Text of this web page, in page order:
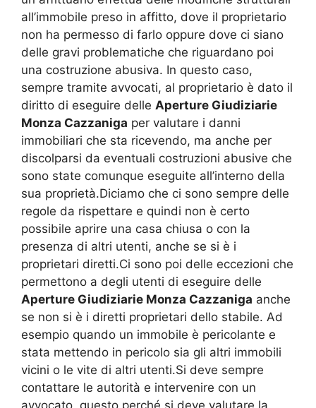
all’immobile preso in affitto, dove il proprietario
non ha permesso di farlo oppure dove ci siano
delle gravi problematiche che riguardano poi
una costruzione abusiva. In questo caso,
sempre tramite avvocati, al proprietario è dato il
diritto di eseguire delle Aperture Giudiziarie
Monza Cazzaniga per valutare i danni
immobiliari che sta ricevendo, ma anche per
discolparsi da eventuali costruzioni abusive che
sono state comunque eseguite all’interno della
sua proprietà.Diciamo che ci sono sempre delle
regole da rispettare e quindi non è certo
possibile aprire una casa chiusa o con la
presenza di altri utenti, anche se si è i
proprietari diretti.Ci sono poi delle eccezioni che
permettono a degli utenti di eseguire delle
Aperture Giudiziarie Monza Cazzaniga anche
se non si è i diretti proprietari dello stabile. Ad
esempio quando un immobile è pericolante e
stata mettendo in pericolo sia gli altri immobili
vicini o le vite di altri utenti.Si deve sempre
contattare le autorità e intervenire con un